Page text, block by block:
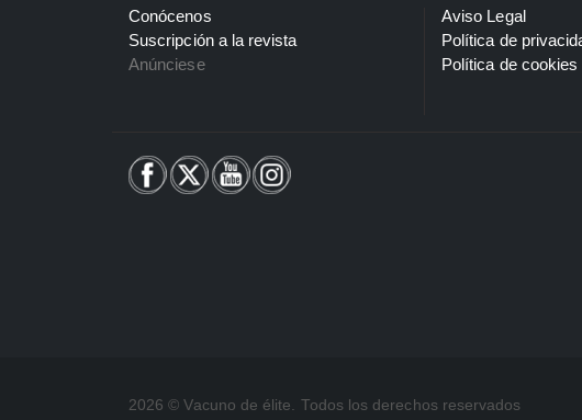
Conócenos
Suscripción a la revista
Anúnciese
Aviso Legal
Política de
Política de cookies
2026 © Vacuno de élite. Todos los derechos reservados